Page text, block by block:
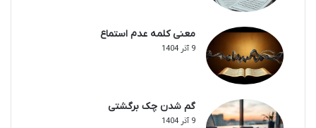
معنی کلمه عدم استماع
9 آذر 1404
گم شدن چک برگشتی
9 آذر 1404